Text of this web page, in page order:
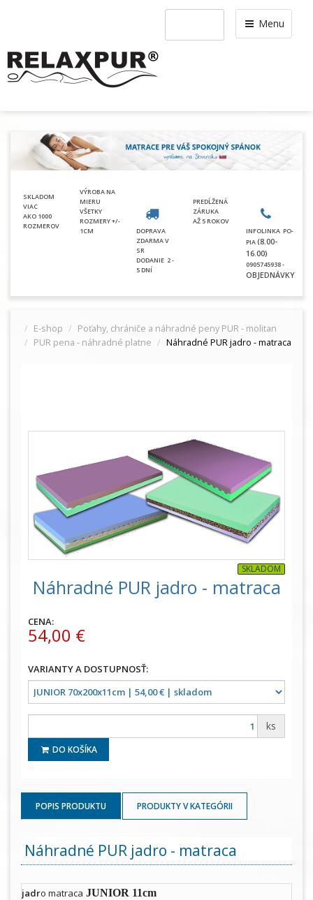
Menu
SKLADOM
VIAC
AKO 1000
ROZMEROV
VÝROBA NA
MIERU
VŠETKY
ROZMERY +/-
1CM
DOPRAVA
ZDARMA V
SR
DODANIE 2 -
5 DNÍ
PREDĹŽENÁ
ZÁRUKA
AŽ 5 ROKOV
INFOLINKA PO-
PIA(8.00-
16.00)
0905745938 -
OBJEDNÁVKY
E-shop
Poťahy, chrániče a náhradné peny PUR - molitan
PUR pena - náhradné platne
Náhradné PUR jadro - matraca
Náhradné PUR jadro - matraca
SKLADOM
CENA:
54,00 €
ks
DO KOŠÍKA
POPIS PRODUKTU PRODUKTY V KATEGÓRII
Náhradné PUR jadro - matraca
jadro matraca JUNIOR 11cm